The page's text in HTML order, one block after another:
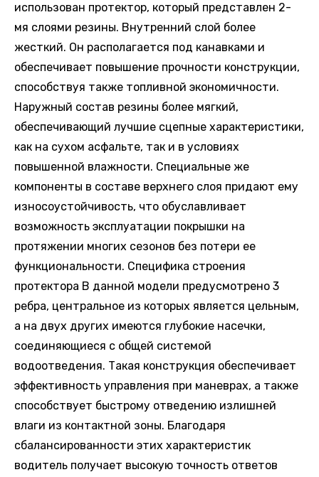
использован протектор, который представлен 2-
мя слоями резины. Внутренний слой более
жесткий. Он располагается под канавками и
обеспечивает повышение прочности конструкции,
способствуя также топливной экономичности.
Наружный состав резины более мягкий,
обеспечивающий лучшие сцепные характеристики,
как на сухом асфальте, так и в условиях
повышенной влажности. Специальные же
компоненты в составе верхнего слоя придают ему
износоустойчивость, что обуславливает
возможность эксплуатации покрышки на
протяжении многих сезонов без потери ее
функциональности. Специфика строения
протектора В данной модели предусмотрено 3
ребра, центральное из которых является цельным,
а на двух других имеются глубокие насечки,
соединяющиеся с общей системой
водоотведения. Такая конструкция обеспечивает
эффективность управления при маневрах, а также
способствует быстрому отведению излишней
влаги из контактной зоны. Благодаря
сбалансированности этих характеристик
водитель получает высокую точность ответов